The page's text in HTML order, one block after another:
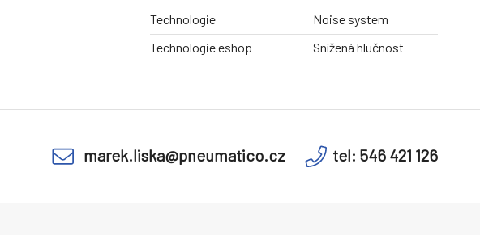
Technologie
Noise system
Technologie eshop
Snížená hlučnost
marek.liska@pneumatico.cz tel: 546 421 126